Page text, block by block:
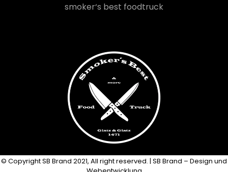
smoker‘s best foodtruck
© Copyright SB Brand 2021, All right reserved. | SB Brand – Design und